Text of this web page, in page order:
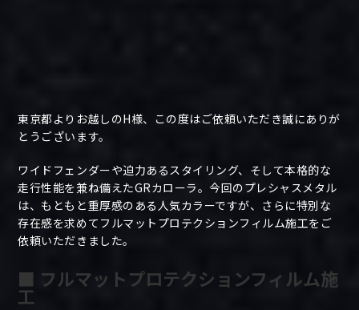
東京都よりお越しのH様、この度はご依頼いただき誠にありが
とうございます。
ワイドフェンダーや迫力あるスタイリング、そして本格的な
走行性能を兼ね備えたGRカローラ。今回のプレシャスメタル
は、もともと重厚感のある人気カラーですが、さらに特別な
存在感を求めてフルマットプロテクションフィルム施工をご
依頼いただきました。
■ フルマットプロテクションフィルム施
工